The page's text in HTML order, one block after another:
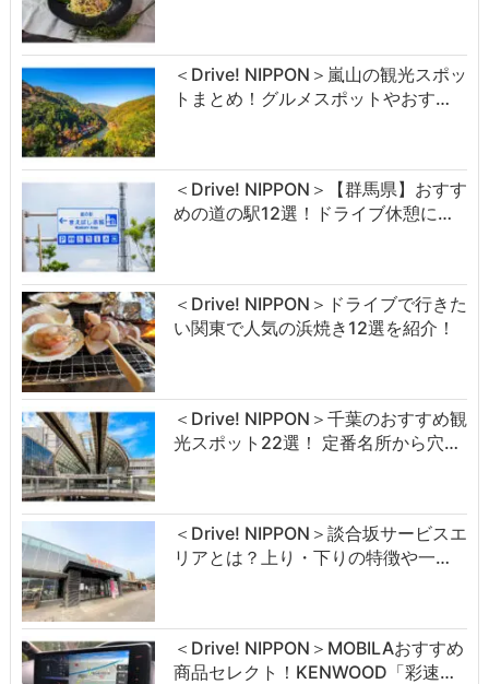
＜Drive! NIPPON＞嵐山の観光スポッ
トまとめ！グルメスポットやおす…
＜Drive! NIPPON＞【群馬県】おすす
めの道の駅12選！ドライブ休憩に…
＜Drive! NIPPON＞ドライブで行きた
い関東で人気の浜焼き12選を紹介！
＜Drive! NIPPON＞千葉のおすすめ観
光スポット22選！ 定番名所から穴…
＜Drive! NIPPON＞談合坂サービスエ
リアとは？上り・下りの特徴や一…
＜Drive! NIPPON＞MOBILAおすすめ
商品セレクト！KENWOOD「彩速…